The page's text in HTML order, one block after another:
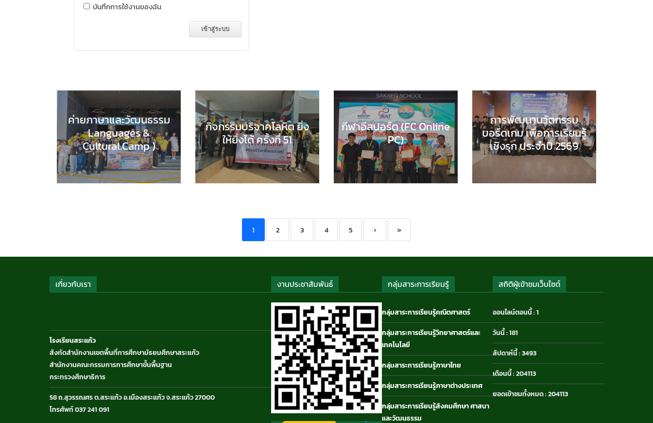
บันทึกการใช้งานของฉัน
ค่ายภาษาและวัฒนธรรม
Languages &
Cultural.Camp )
EDUCATION HUB, กลุ่มสาระ
การเรียนรู้ภาษาต่างประเทศ,
กิจกรรมบริจาคโลหิต ยิ่ง
ให้ยิ่งได้ ครั้งที่ 51
กลุ่มบริหารงานทั่วไป, กิจกรรม
ของเรา
กิจกรรมนักเรียน, ข่าว
กีฬาอีสปอร์ต (FC Online
PC)
COMPUTER SCIENCE, กลุ่ม
สาระการเรียนรู้วิทยาศาสตร์และ
เทคโนโลยี, กิจกรรมของเรา,
การพัฒนานวัตกรรม
บอร์ดเกม เพื่อการเรียนรู้
เชิงรุก ประจำปี 2569
กลุ่ม
สาระการเรียนรู้วิทยาศาสตร์และ
1 2 3 4 5 › »
เกี่ยวกับเรา
โรงเรียนสระแก้ว
สังกัดสำนักงานเขตพื้นที่การศึกษามัธยมศึกษาสระแก้ว
สำนักงานคณะกรรมการการศึกษาขั้นพื้นฐาน
กระทรวงศึกษาธิการ
58 ถ.สุวรรณศร ต.สระแก้ว อ.เมืองสระแก้ว จ.สระแก้ว 27000
โทรศัพท์ 037 241 091
งานประชาสัมพันธ์ กลุ่มสาระการเรียนรู้
กลุ่มสาระการเรียนรู้คณิตศาสตร์
กลุ่มสาระการเรียนรู้วิทยาศาสตร์และ
เทคโนโลยี
กลุ่มสาระการเรียนรู้ภาษาไทย
กลุ่มสาระการเรียนรู้ภาษาต่างประเทศ
กลุ่มสาระการเรียนรู้สังคมศึกษา ศาสนา
และวัฒนธรรม
สถิติผู้เข้าชมเว็บไซต์
ออนไลน์ตอนนี้ : 1
วันนี้ : 181
สัปดาห์นี้ : 3493
เดือนนี้ : 204113
ยอดเข้าชมทั้งหมด : 204113